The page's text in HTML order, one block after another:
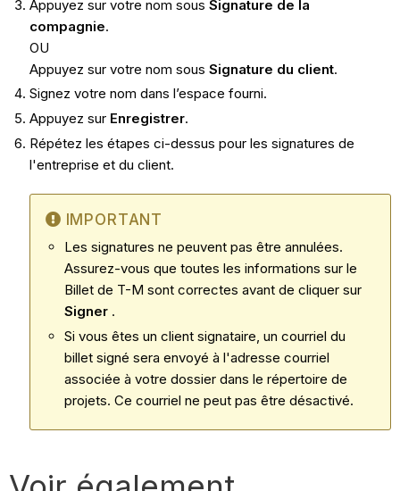
Appuyez sur votre nom sous Signature de la
compagnie.
OU
Appuyez sur votre nom sous Signature du client.
Signez votre nom dans l’espace fourni.
Appuyez sur Enregistrer.
Répétez les étapes ci-dessus pour les signatures de
l'entreprise et du client.
IMPORTANT
Les signatures ne peuvent pas être annulées.
Assurez-vous que toutes les informations sur le
Billet de T-M sont correctes avant de cliquer sur
Signer.
Si vous êtes un client signataire, un courriel du
billet signé sera envoyé à l'adresse courriel
associée à votre dossier dans le répertoire de
projets. Ce courriel ne peut pas être désactivé.